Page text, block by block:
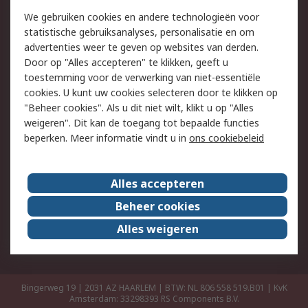
Track & Trace
Wettelijk
Cookiebeleid
Email veiligheid
Privacybeleid
Websitevoorwaarden
Algemene
verkoopvoorwaarden
Over RS
RS Group
Over ons
RS wereldwijd
Werken bij RS
ESG
Bingerweg 19 | 2031 AZ HAARLEM | BTW: NL 806 558 519.B01 | KvK
Amsterdam: 33298393 RS Components B.V.
We gebruiken cookies en andere technologieën voor
statistische gebruiksanalyses, personalisatie en om
advertenties weer te geven op websites van derden.
Door op "Alles accepteren" te klikken, geeft u
toestemming voor de verwerking van niet-essentiële
cookies. U kunt uw cookies selecteren door te klikken op
"Beheer cookies". Als u dit niet wilt, klikt u op "Alles
weigeren". Dit kan de toegang tot bepaalde functies
beperken. Meer informatie vindt u in ons cookiebeleid
Alles accepteren
Beheer cookies
Alles weigeren